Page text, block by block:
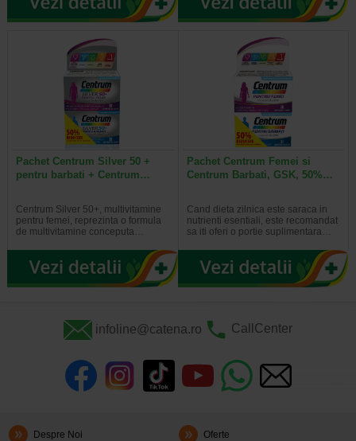
Pachet Centrum Silver 50 +
pentru barbati + Centrum…
Centrum Silver 50+, multivitamine
pentru femei, reprezinta o formula
de multivitamine conceputa…
Pachet Centrum Femei si
Centrum Barbati, GSK, 50%…
Cand dieta zilnica este saraca in
nutrienti esentiali, este recomandat
sa iti oferi o portie suplimentara…
infoline@catena.ro CallCenter
Despre Noi Oferte